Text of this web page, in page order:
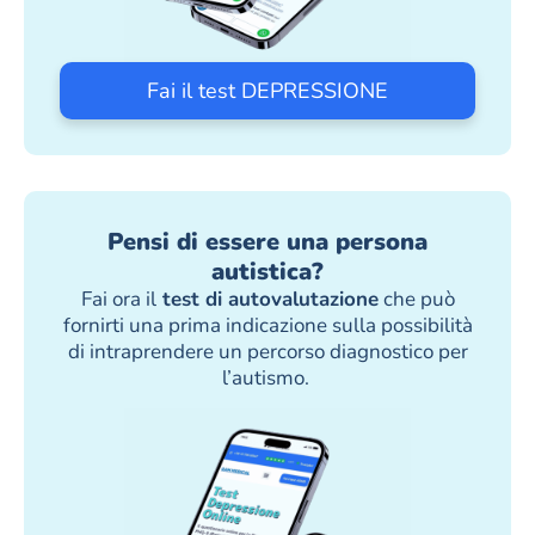
Fai il test DEPRESSIONE
Pensi di essere una persona
autistica?
Fai ora iltest di autovalutazioneche può
fornirti una prima indicazione sulla possibilità
di intraprendere un percorso diagnostico per
l’autismo.